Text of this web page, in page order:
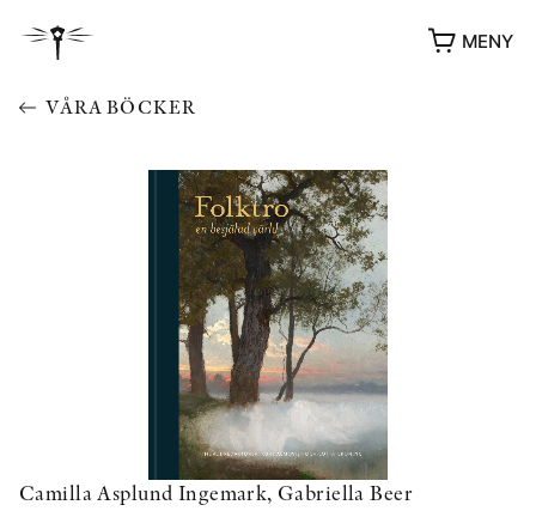
MENY
YUKIKO OCH PATRIK MÖTER
STOLPE STORIES
VIDEOGALLERI
VÅRA BÖCKER
Camilla Asplund Ingemark, Gabriella Beer